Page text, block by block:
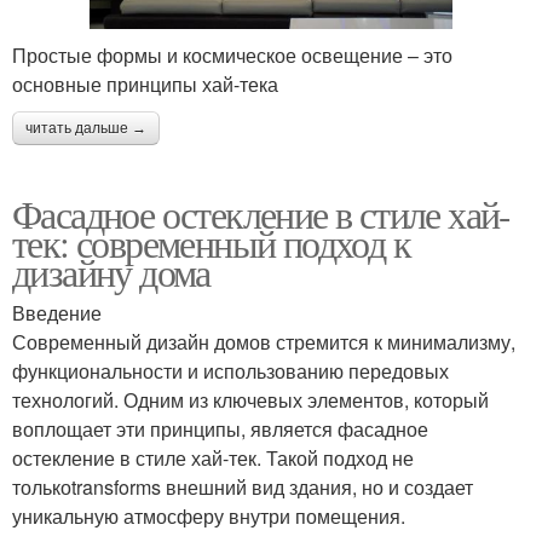
Простые формы и космическое освещение – это
основные принципы хай-тека
читать дальше →
Фасадное остекление в стиле хай-
тек: современный подход к
дизайну дома
Введение
Современный дизайн домов стремится к минимализму,
функциональности и использованию передовых
технологий. Одним из ключевых элементов, который
воплощает эти принципы, является фасадное
остекление в стиле хай-тек. Такой подход не
толькоtransforms внешний вид здания, но и создает
уникальную атмосферу внутри помещения.